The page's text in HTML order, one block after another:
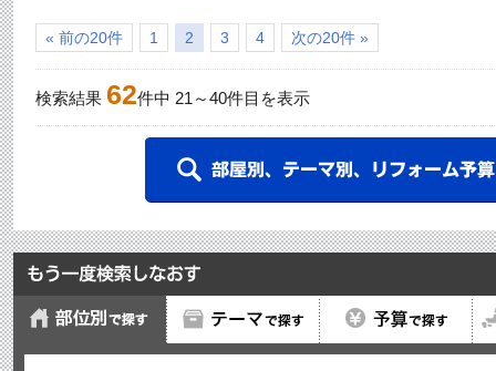
« 前の20件 1 2 3 4 次の20件 »
検索結果 62件中 21 ～40件目を表示